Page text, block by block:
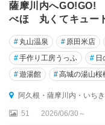
新
川
指
宿
・
崎
薩摩川内へGO!GO!
べほ 丸くてキュー
# 丸山温泉 # 原田米店
#手作り工房うっふ # 日
#遊湯館 #高城の湯山桜
阿久根・薩摩川内・いち
51 2026/06/30～